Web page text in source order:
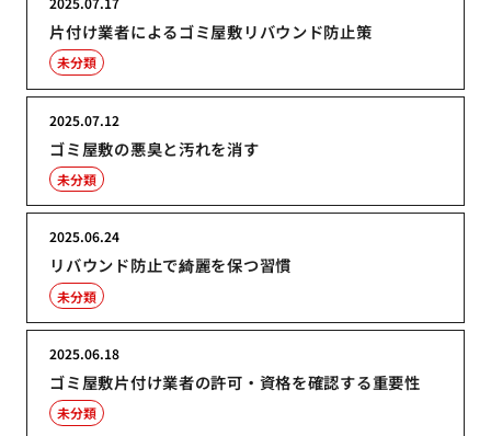
片付け業者によるゴミ屋敷リバウンド防止策
未分類
ゴミ屋敷の悪臭と汚れを消す
2025.07.12
未分類
リバウンド防止で綺麗を保つ習慣
2025.06.24
未分類
ゴミ屋敷片付け業者の許可・資格を確認する重要性
2025.06.18
未分類